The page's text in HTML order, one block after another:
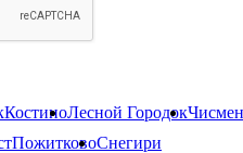
КостиноЛесной Городок
ПожитковоСнегири